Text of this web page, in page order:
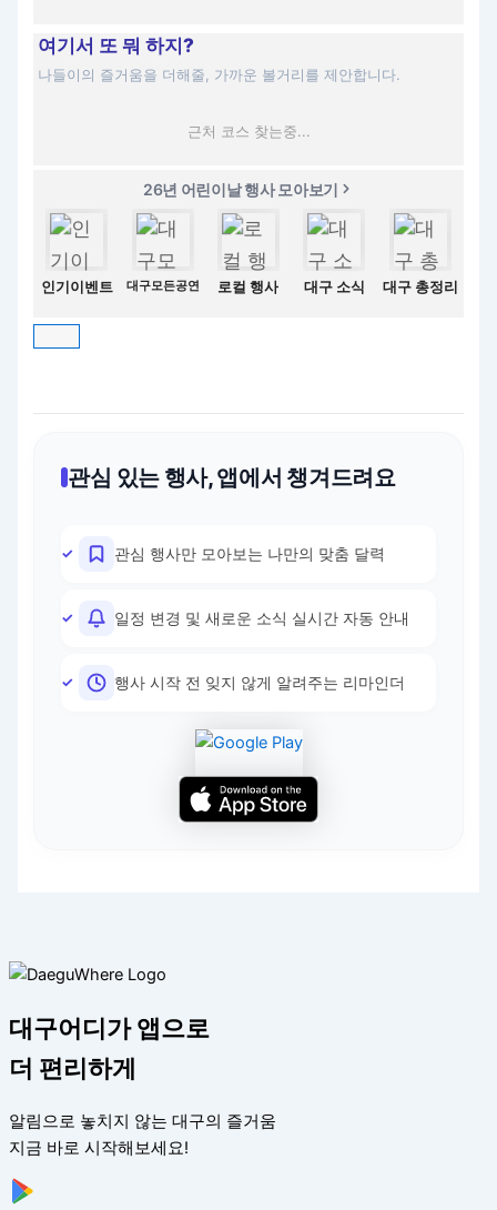
여기서 또 뭐 하지?
나들이의 즐거움을 더해줄, 가까운 볼거리를 제안합니다.
근처 코스 찾는중...
26년 어린이날 행사 모아보기
인기이벤트 대구모든공연 로컬 행사 대구 소식 대구 총정리
관심 있는 행사, 앱에서 챙겨드려요
관심 행사만 모아보는 나만의 맞춤 달력
일정 변경 및 새로운 소식 실시간 자동 안내
행사 시작 전 잊지 않게 알려주는 리마인더
대구어디가 앱으로
더 편리하게
알림으로 놓치지 않는 대구의 즐거움
지금 바로 시작해보세요!